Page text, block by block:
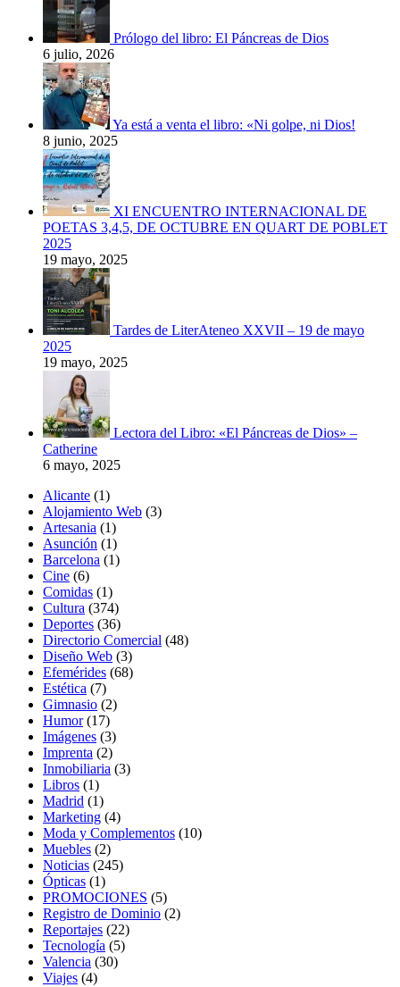
Prólogo del libro: El Páncreas de Dios
6 julio, 2026
Ya está a venta el libro: «Ni golpe, ni Dios!
8 junio, 2025
XI ENCUENTRO INTERNACIONAL DE
POETAS 3,4,5, DE OCTUBRE EN QUART DE POBLET
2025
19 mayo, 2025
Tardes de LiterAteneo XXVII – 19 de mayo
2025
19 mayo, 2025
Lectora del Libro: «El Páncreas de Dios» –
Catherine
6 mayo, 2025
Alicante (1)
Alojamiento Web (3)
Artesania (1)
Asunción (1)
Barcelona (1)
Cine (6)
Comidas (1)
Cultura (374)
Deportes (36)
Directorio Comercial (48)
Diseño Web (3)
Efemérides (68)
Estética (7)
Gimnasio (2)
Humor(17)
Imágenes (3)
Imprenta (2)
Inmobiliaria (3)
Libros (1)
Madrid (1)
Marketing (4)
Moda y Complementos (10)
Muebles (2)
Noticias (245)
Ópticas (1)
PROMOCIONES (5)
Registro de Dominio (2)
Reportajes (22)
Tecnología (5)
Valencia (30)
Viajes (4)